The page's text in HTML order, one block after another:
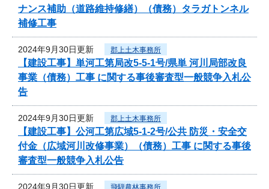
ナンス補助（道路維持修繕）（債務）タラガトンネル
補修工事
2024年9月30日更新 郡上土木事務所
【建設工事】単河工第局改5-5-1号/県単 河川局部改良
事業（債務）工事 に関する事後審査型一般競争入札公
告
2024年9月30日更新 郡上土木事務所
【建設工事】公河工第広域5-1-2号/公共 防災・安全交
付金（広域河川改修事業）（債務）工事 に関する事後
審査型一般競争入札公告
2024年9月30日更新 飛騨農林事務所